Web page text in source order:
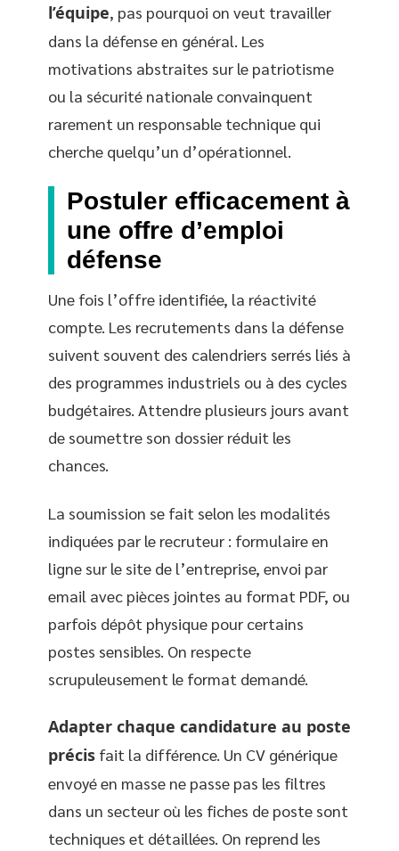
l’équipe, pas pourquoi on veut travailler
dans la défense en général. Les
motivations abstraites sur le patriotisme
ou la sécurité nationale convainquent
rarement un responsable technique qui
cherche quelqu’un d’opérationnel.
Postuler efficacement à
une offre d’emploi
défense
Une fois l’offre identifiée, la réactivité
compte. Les recrutements dans la défense
suivent souvent des calendriers serrés liés à
des programmes industriels ou à des cycles
budgétaires. Attendre plusieurs jours avant
de soumettre son dossier réduit les
chances.
La soumission se fait selon les modalités
indiquées par le recruteur : formulaire en
ligne sur le site de l’entreprise, envoi par
email avec pièces jointes au format PDF, ou
parfois dépôt physique pour certains
postes sensibles. On respecte
scrupuleusement le format demandé.
Adapter chaque candidature au poste
précis fait la différence. Un CV générique
envoyé en masse ne passe pas les filtres
dans un secteur où les fiches de poste sont
techniques et détaillées. On reprend les